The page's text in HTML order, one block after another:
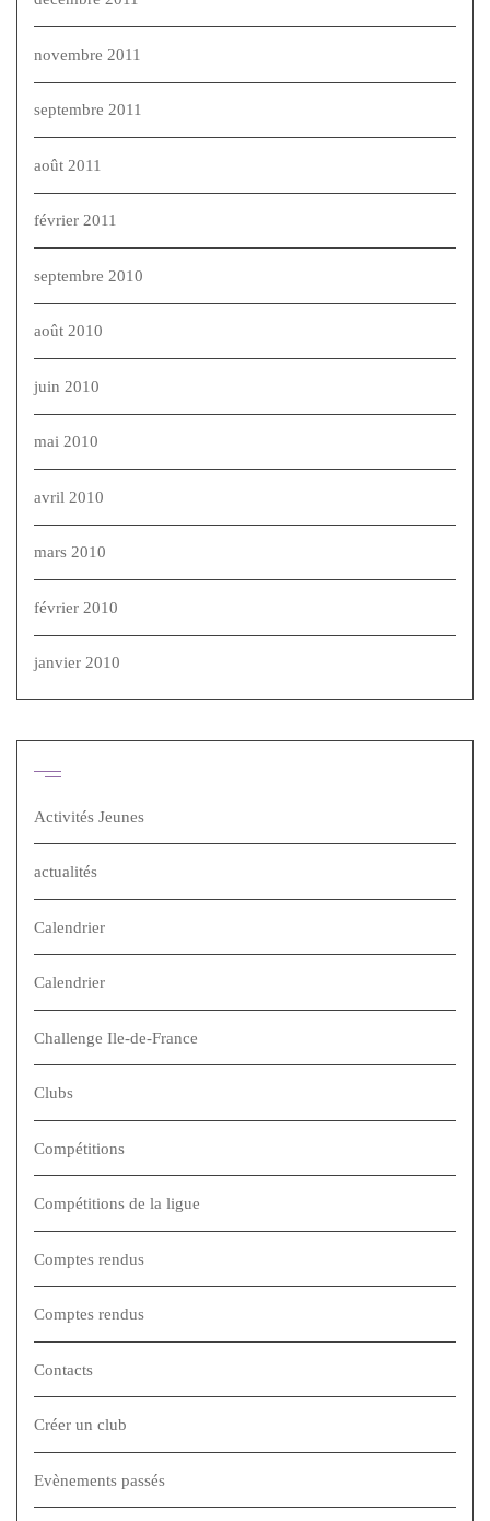
novembre 2011
septembre 2011
août 2011
février 2011
septembre 2010
août 2010
juin 2010
mai 2010
avril 2010
mars 2010
février 2010
janvier 2010
Activités Jeunes
actualités
Calendrier
Calendrier
Challenge Ile-de-France
Clubs
Compétitions
Compétitions de la ligue
Comptes rendus
Comptes rendus
Contacts
Créer un club
Evènements passés